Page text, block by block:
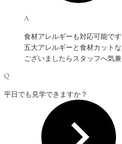
A
食材アレルギーも対応可能です
五大アレルギーと食材カット
ございましたらスタッフへ気
Q
平日でも見学できますか？